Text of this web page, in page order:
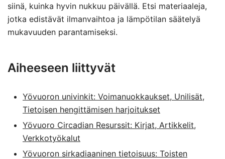
siinä, kuinka hyvin nukkuu päivällä. Etsi materiaaleja,
jotka edistävät ilmanvaihtoa ja lämpötilan säätelyä
mukavuuden parantamiseksi.
Aiheeseen liittyvät
Yövuoron univinkit: Voimanuokkaukset, Unilisät,
Tietoisen hengittämisen harjoitukset
Yövuoro Circadian Resurssit: Kirjat, Artikkelit,
Verkkotyökalut
Yövuoron sirkadiaaninen tietoisuus: Toisten